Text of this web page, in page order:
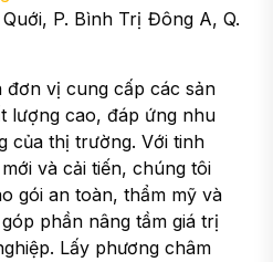
P. Bình Trị Đông A, Q.
đơn vị cung cấp các sản
lượng cao, đáp ứng nhu
của thị trường. Với tinh
và cải tiến, chúng tôi
gói an toàn, thẩm mỹ và
phần nâng tầm giá trị
Lấy phương châm